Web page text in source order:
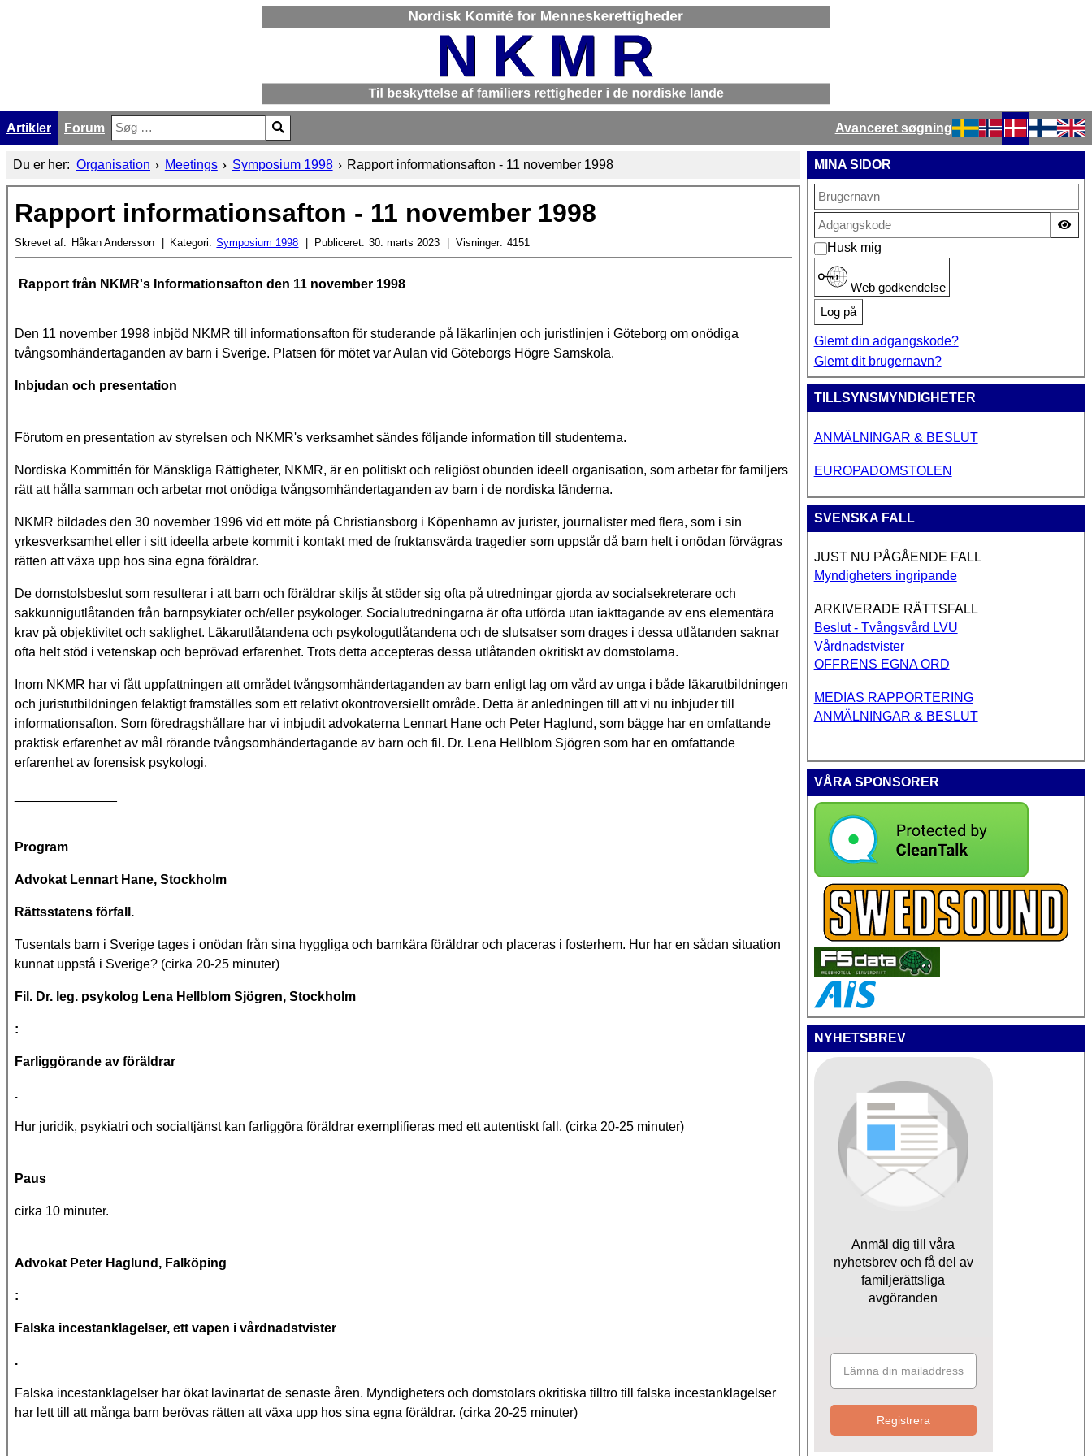
Artikler Forum
Søg
Type 2 or more characters for results.
Avanceret søgning
Vælg dit sprog
Du er her: Organisation Meetings Symposium 1998 Rapport informationsafton - 11 november 1998
Rapport informationsafton - 11 november 1998
Skrevet af: Håkan Andersson Kategori: Symposium 1998 Publiceret: 30. marts 2023 Visninger: 4151
Rapport från NKMR's Informationsafton den 11 november 1998
Den 11 november 1998 inbjöd NKMR till informationsafton för studerande på läkarlinjen och juristlinjen i Göteborg om onödiga
tvångsomhändertaganden av barn i Sverige. Platsen för mötet var Aulan vid Göteborgs Högre Samskola.
Inbjudan och presentation
Förutom en presentation av styrelsen och NKMR's verksamhet sändes följande information till studenterna.
Nordiska Kommittén för Mänskliga Rättigheter, NKMR, är en politiskt och religiöst obunden ideell organisation, som arbetar för familjers
rätt att hålla samman och arbetar mot onödiga tvångsomhändertaganden av barn i de nordiska länderna.
NKMR bildades den 30 november 1996 vid ett möte på Christiansborg i Köpenhamn av jurister, journalister med flera, som i sin
yrkesverksamhet eller i sitt ideella arbete kommit i kontakt med de fruktansvärda tragedier som uppstår då barn helt i onödan förvägras
rätten att växa upp hos sina egna föräldrar.
De domstolsbeslut som resulterar i att barn och föräldrar skiljs åt stöder sig ofta på utredningar gjorda av socialsekreterare och
sakkunnigutlåtanden från barnpsykiater och/eller psykologer. Socialutredningarna är ofta utförda utan iakttagande av ens elementära
krav på objektivitet och saklighet. Läkarutlåtandena och psykologutlåtandena och de slutsatser som drages i dessa utlåtanden saknar
ofta helt stöd i vetenskap och beprövad erfarenhet. Trots detta accepteras dessa utlåtanden okritiskt av domstolarna.
Inom NKMR har vi fått uppfattningen att området tvångsomhändertaganden av barn enligt lag om vård av unga i både läkarutbildningen
och juristutbildningen felaktigt framställes som ett relativt okontroversiellt område. Detta är anledningen till att vi nu inbjuder till
informationsafton. Som föredragshållare har vi inbjudit advokaterna Lennart Hane och Peter Haglund, som bägge har en omfattande
praktisk erfarenhet av mål rörande tvångsomhändertagande av barn och fil. Dr. Lena Hellblom Sjögren som har en omfattande
erfarenhet av forensisk psykologi.
Program
Advokat Lennart Hane, Stockholm
Rättsstatens förfall.
Tusentals barn i Sverige tages i onödan från sina hyggliga och barnkära föräldrar och placeras i fosterhem. Hur har en sådan situation
kunnat uppstå i Sverige? (cirka 20-25 minuter)
Fil. Dr. leg. psykolog Lena Hellblom Sjögren, Stockholm
:
Farliggörande av föräldrar
.
Hur juridik, psykiatri och socialtjänst kan farliggöra föräldrar exemplifieras med ett autentiskt fall. (cirka 20-25 minuter)
Paus
cirka 10 minuter.
Advokat Peter Haglund, Falköping
:
Falska incestanklagelser, ett vapen i vårdnadstvister
.
Falska incestanklagelser har ökat lavinartat de senaste åren. Myndigheters och domstolars okritiska tilltro till falska incestanklagelser
har lett till att många barn berövas rätten att växa upp hos sina egna föräldrar. (cirka 20-25 minuter)
MINA SIDOR
Husk mig
Web godkendelse
Log på
Glemt din adgangskode?
Glemt dit brugernavn?
TILLSYNSMYNDIGHETER
ANMÄLNINGAR & BESLUT
EUROPADOMSTOLEN
SVENSKA FALL
JUST NU PÅGÅENDE FALL
Myndigheters ingripande
ARKIVERADE RÄTTSFALL
Beslut - Tvångsvård LVU
Vårdnadstvister
OFFRENS EGNA ORD
MEDIAS RAPPORTERING
ANMÄLNINGAR & BESLUT
VÅRA SPONSORER
NYHETSBREV
Anmäl dig till våra
nyhetsbrev och få del av
familjerättsliga
avgöranden
Registrera